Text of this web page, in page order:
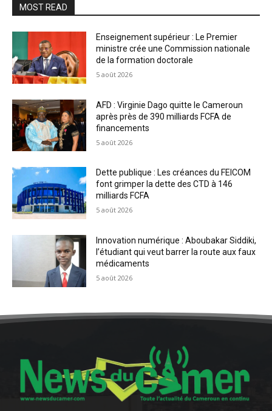
MOST READ
Enseignement supérieur : Le Premier
ministre crée une Commission nationale
de la formation doctorale
5 août 2026
AFD : Virginie Dago quitte le Cameroun
après près de 390 milliards FCFA de
financements
5 août 2026
Dette publique : Les créances du FEICOM
font grimper la dette des CTD à 146
milliards FCFA
5 août 2026
Innovation numérique : Aboubakar Siddiki,
l’étudiant qui veut barrer la route aux faux
médicaments
5 août 2026